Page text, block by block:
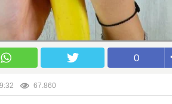
0
67.860